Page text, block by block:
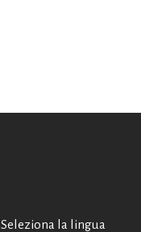
Seleziona la lingua